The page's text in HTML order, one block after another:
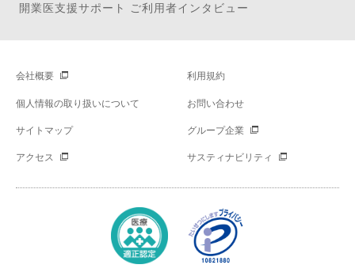
開業医支援サポート ご利用者インタビュー
会社概要 利用規約
個人情報の取り扱いについて お問い合わせ
サイトマップ グループ企業
アクセス サスティナビリティ